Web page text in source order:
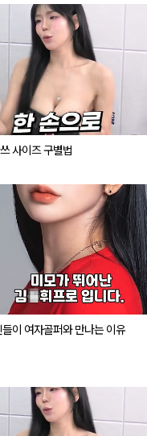
사이즈 구별법
이 여자골퍼와 만나는 이유